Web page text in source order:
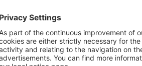
et al. Successful treatment of SARS-
2023 Dec 14;10(1):e23699.